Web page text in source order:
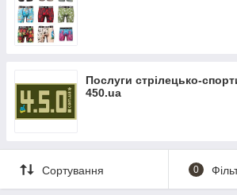
Послуги стрілецько-
450.ua
Сортування 0